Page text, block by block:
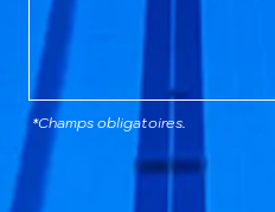
*Champs obligatoires.